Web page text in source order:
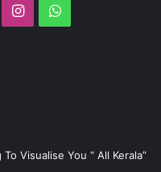
InstagramWhatsApp
Visualise You “ All Kerala”